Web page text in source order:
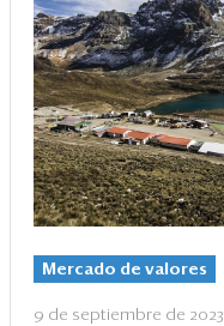
Blogs
Ranking CEO
Edición Impresa
Mercado de valores
9 de septiembre de 2023